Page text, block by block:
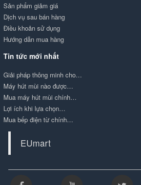
Sản phẩm giảm giá
Dịch vụ sau bán hàng
Điều khoản sử dụng
Hướng dẫn mua hàng
Tin tức mới nhất
Giải pháp thông minh cho…
Máy hút mùi nào được…
Mua máy hút mùi chính…
Lợi ích khi lựa chọn…
Mua bếp điện từ chính…
EUmart